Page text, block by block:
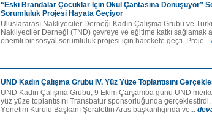
“Eski Brandalar Çocuklar İçin Okul Çantasına Dönüşüyor”
Sorumluluk Projesi Hayata Geçiyor
Uluslararası Nakliyeciler Derneği Kadın Çalışma Grubu ve
Nakliyeciler Derneği (TND) çevreye ve eğitime katkı sağlamak
önemli bir sosyal sorumluluk projesi için harekete geçti. Proje...
UND Kadın Çalışma Grubu IV. Yüz Yüze Toplantısını
UND Kadın Çalışma Grubu, 9 Ekim Çarşamba günü UND
yüz yüze toplantısını Transbatur sponsorluğunda
Yönetim Kurulu Başkanı Şerafettin Aras başkanlığında ve...